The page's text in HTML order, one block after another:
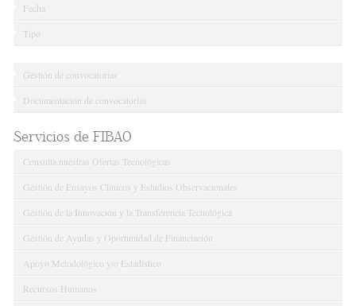
Fecha
Tipo
Gestión de convocatorias
Documentación de convocatorias
Servicios de FIBAO
Consulta nuestras Ofertas Tecnológicas
Gestión de Ensayos Clínicos y Estudios Observacionales
Gestión de la Innovación y la Transferencia Tecnológica
Gestión de Ayudas y Oportunidad de Financiación
Apoyo Metodológico y/o Estadístico
Recursos Humanos